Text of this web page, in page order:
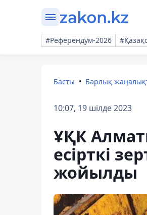
#Референдум-2026
Басты Барлық
10:07, 19 шілде 2023
ҰҚК
есірткі
жойылды